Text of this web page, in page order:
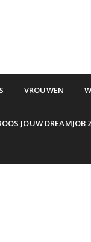
VROUWEN
JOUW